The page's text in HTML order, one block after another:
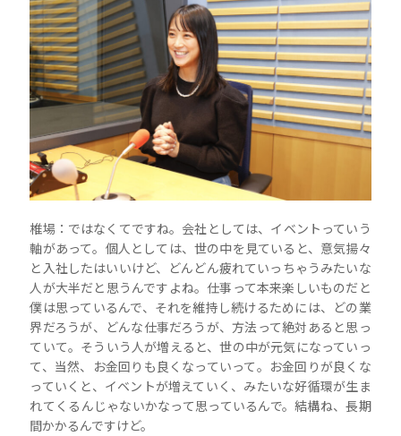
椎場：ではなくてですね。会社としては、イベントっていう
軸があって。個人としては、世の中を見ていると、意気揚々
と入社したはいいけど、どんどん疲れていっちゃうみたいな
人が大半だと思うんですよね。仕事って本来楽しいものだと
僕は思っているんで、それを維持し続けるためには、どの業
界だろうが、どんな仕事だろうが、方法って絶対あると思っ
ていて。そういう人が増えると、世の中が元気になっていっ
て、当然、お金回りも良くなっていって。お金回りが良くな
っていくと、イベントが増えていく、みたいな好循環が生ま
れてくるんじゃないかなって思っているんで。結構ね、長期
間かかるんですけど。